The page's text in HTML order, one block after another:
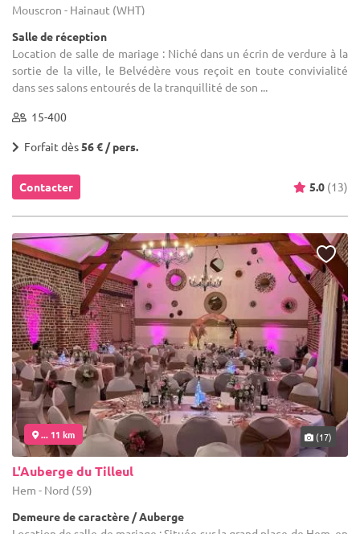
Mouscron - Hainaut (WHT)
Salle de réception
Location de salle de mariage : Niché dans un écrin de verdure à la
sortie de la ville, le Belvédère vous reçoit en toute convivialité
dans ses salons entourés de la tranquillité de son ...
15-400
Forfait dès56 € / pers.
Contacter 5.0 (13)
... 11 km (17)
L'Auberge du Tilleul
Hem - Nord (59)
Demeure de caractère / Auberge